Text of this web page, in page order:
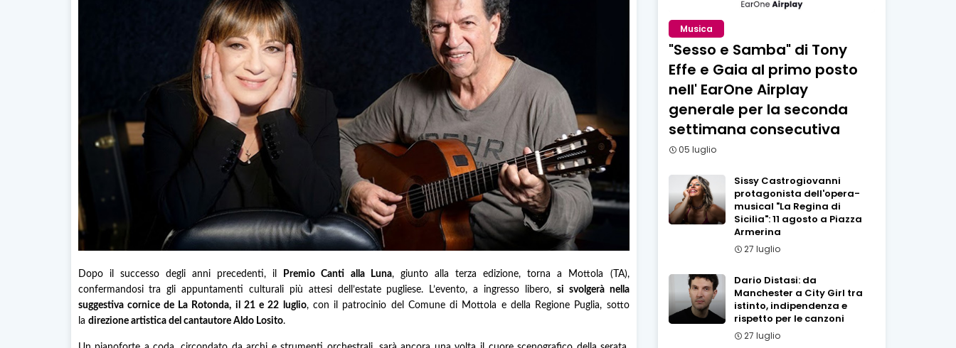
Dopo il successo degli anni precedenti, il Premio Canti alla Luna, giunto alla terza edizione, torna a Mottola (TA),
confermandosi tra gli appuntamenti culturali più attesi dell’estate pugliese. L’evento, a ingresso libero, si svolgerà nella
suggestiva cornice de La Rotonda, il 21 e 22 luglio, con il patrocinio del Comune di Mottola e della Regione Puglia, sotto
la direzione artistica del cantautore Aldo Losito.
Musica
"Sesso e Samba" di Tony
Effe e Gaia al primo posto
nell' EarOne Airplay
generale per la seconda
settimana consecutiva
05 luglio
Sissy Castrogiovanni
protagonista dell'opera-
musical "La Regina di
Sicilia": 11 agosto a Piazza
Armerina
27 luglio
Dario Distasi: da
Manchester a City Girl tra
istinto, indipendenza e
rispetto per le canzoni
27 luglio